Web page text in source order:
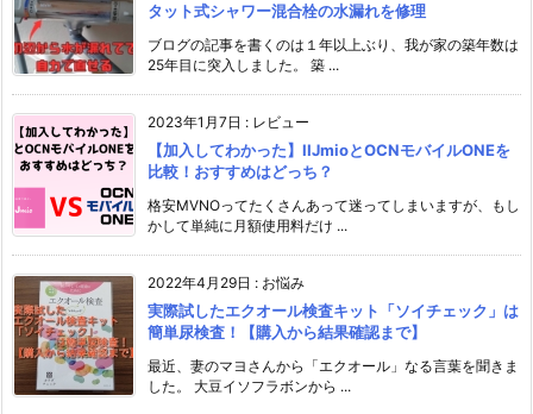
タット式シャワー混合栓の水漏れを修理
ブログの記事を書くのは１年以上ぶり、我が家の築年数は
25年目に突入しました。 築 ...
2023年1月7日 : レビュー
【加入してわかった】IIJmioとOCNモバイルONEを
比較！おすすめはどっち？
格安MVNOってたくさんあって迷ってしまいますが、もし
かして単純に月額使用料だけ ...
2022年4月29日 : お悩み
実際試したエクオール検査キット「ソイチェック」は
簡単尿検査！【購入から結果確認まで】
最近、妻のマヨさんから「エクオール」なる言葉を聞きま
した。 大豆イソフラボンから ...